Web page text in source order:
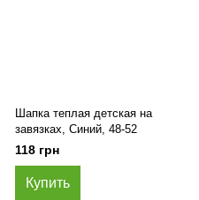
Шапка теплая детская на
завязках, Синий, 48-52
118 грн
Купить